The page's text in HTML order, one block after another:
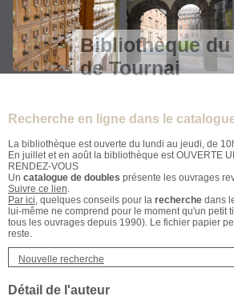
Bibliothèque
de Tournai
Recherche en ligne dans le
La bibliothèque est ouverte du lundi au jeudi, de
En juillet et en août la bibliothèque est OUVERTE
RENDEZ-VOUS
Un catalogue de doubles présente les ouvrages
Suivre ce lien.
Par ici, quelques conseils pour la recherche dans
lui-même ne comprend pour le moment qu'un petit
tous les ouvrages depuis 1990). Le fichier papier
reste.
Nouvelle recherche
Détail de l'auteur